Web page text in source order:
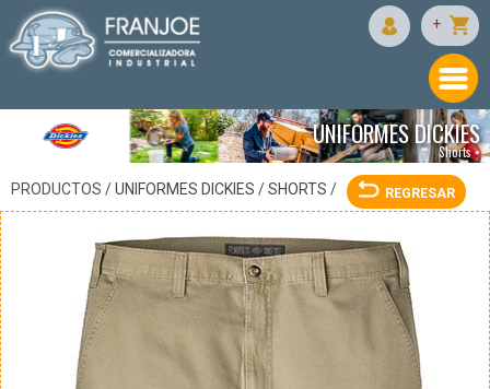
+
UNIFORMES DICKIES
Shorts •
PRODUCTOS /UNIFORMES DICKIES /SHORTS / REGRESAR